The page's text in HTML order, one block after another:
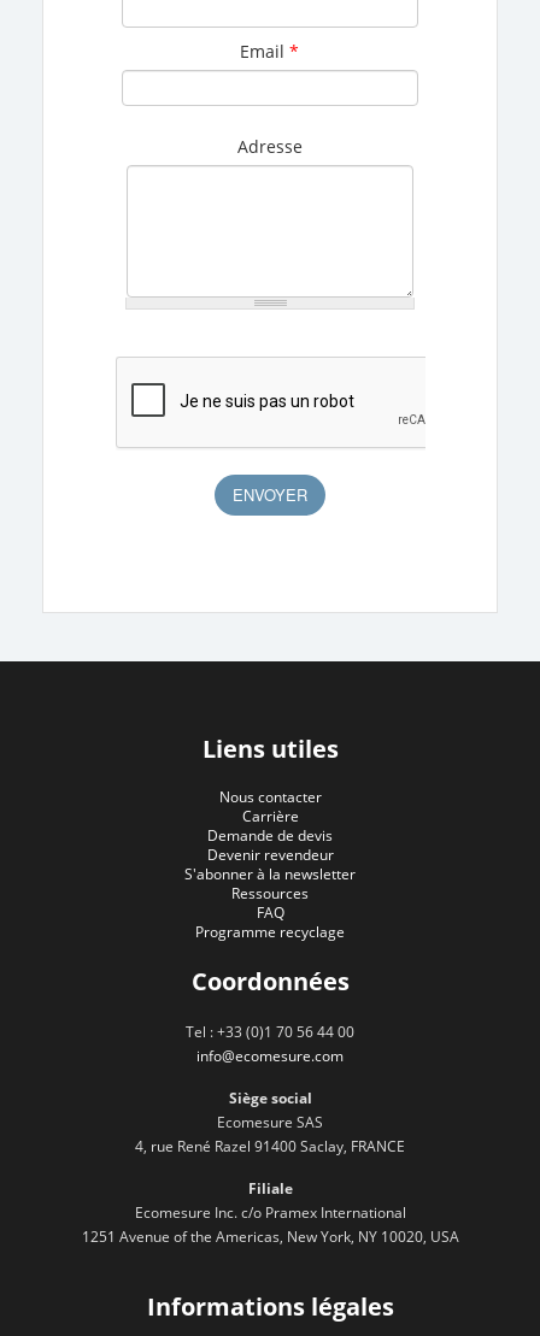
Email*
Adresse
Liens utiles
Nous contacter
Carrière
Demande de devis
Devenir revendeur
S'abonner à la newsletter
Ressources
FAQ
Programme recyclage
Coordonnées
Tel : +33 (0)1 70 56 44 00
info@ecomesure.com
Siège social
Ecomesure SAS
4, rue René Razel 91400 Saclay, FRANCE
Filiale
Ecomesure Inc. c/o Pramex International
1251 Avenue of the Americas, New York, NY 10020, USA
Informations légales